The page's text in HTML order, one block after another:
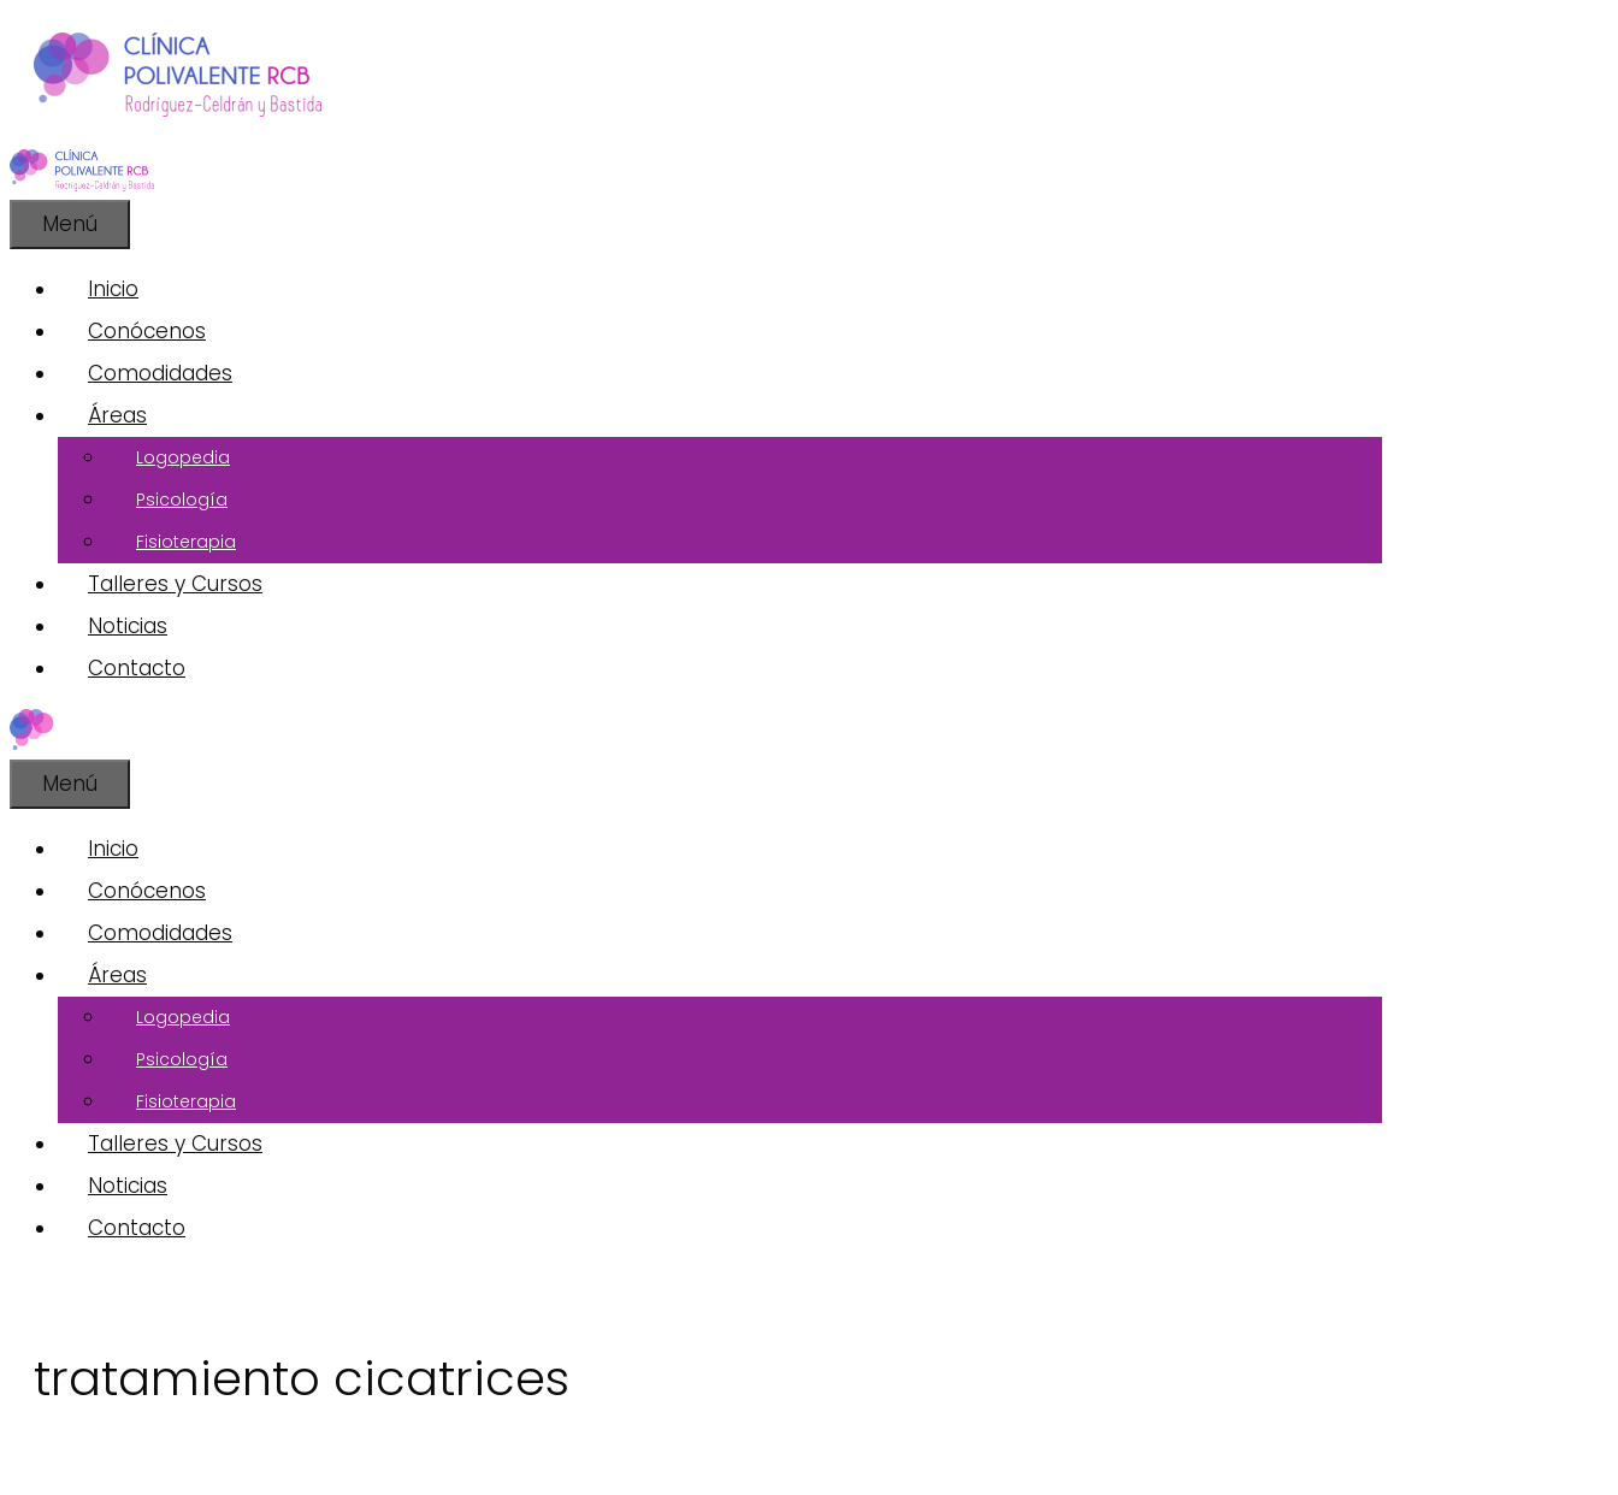
contenido
Menú
Inicio
Conócenos
Comodidades
Áreas
Logopedia
Psicología
Fisioterapia
Talleres y Cursos
Noticias
Contacto
Menú
Inicio
Conócenos
Comodidades
Áreas
Logopedia
Psicología
Fisioterapia
Talleres y Cursos
Noticias
Contacto
tratamiento cicatrices